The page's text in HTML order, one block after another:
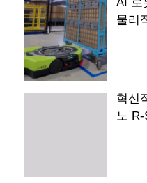
물리
혁신
노 R-